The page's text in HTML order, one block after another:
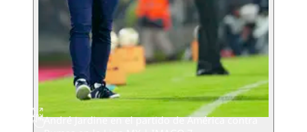
André Jardine en el partido de América contra